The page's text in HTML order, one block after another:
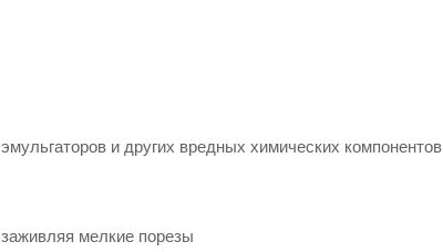
и других вредных химических компонентов
мелкие порезы